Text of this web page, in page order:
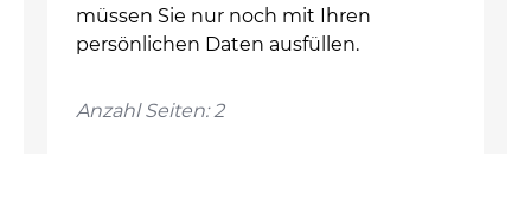
müssen Sie nur noch mit Ihren
persönlichen Daten ausfüllen.
Anzahl Seiten: 2